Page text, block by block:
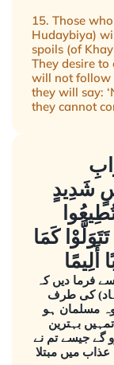
15. Those
Hudaybiya)
spoils (of
They desire to
will not follow
they will say:
they cannot
شَدِيدٍ
كَمَا
أَلِيمًا
فرما دیں کہ
کی طرف
وہ مسلمان ہو
بہترین
گے جیسے تم نے
میں مبتلا